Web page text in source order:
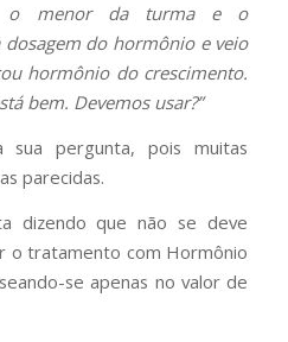
o menor da turma e o
do hormônio e veio
hormônio do crescimento.
bem. Devemos usar?”
sua pergunta, pois muitas
parecidas.
dizendo que não se deve
o tratamento com Hormônio
se apenas no valor de